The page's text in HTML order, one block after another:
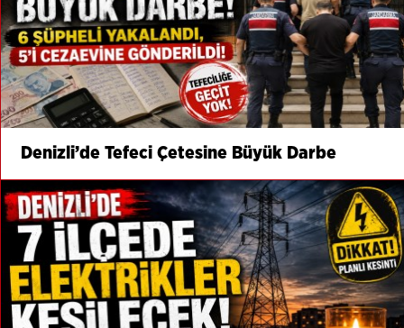
Denizli’de Tefeci Çetesine Büyük Darbe